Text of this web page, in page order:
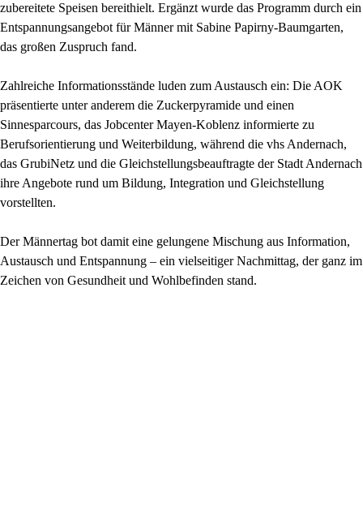
zubereitete Speisen bereithielt. Ergänzt wurde das Programm durch ein
Entspannungsangebot für Männer mit Sabine Papirny-Baumgarten,
das großen Zuspruch fand.
Zahlreiche Informationsstände luden zum Austausch ein: Die AOK
präsentierte unter anderem die Zuckerpyramide und einen
Sinnesparcours, das Jobcenter Mayen-Koblenz informierte zu
Berufsorientierung und Weiterbildung, während die vhs Andernach,
das GrubiNetz und die Gleichstellungsbeauftragte der Stadt Andernach
ihre Angebote rund um Bildung, Integration und Gleichstellung
vorstellten.
Der Männertag bot damit eine gelungene Mischung aus Information,
Austausch und Entspannung – ein vielseitiger Nachmittag, der ganz im
Zeichen von Gesundheit und Wohlbefinden stand.